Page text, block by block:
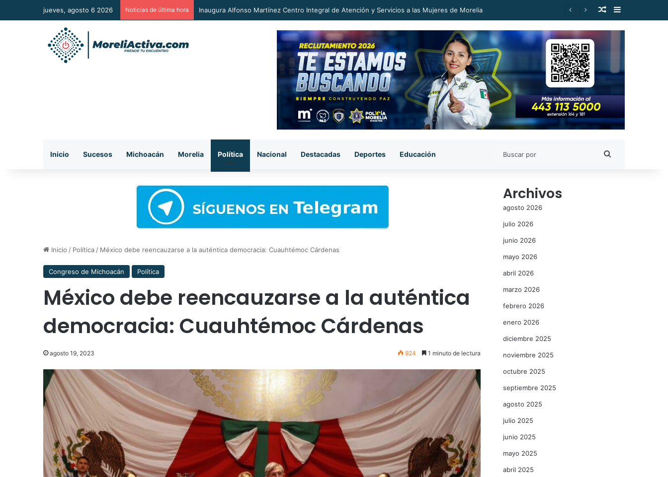
jueves, agosto 6 2026 Noticias de última hora Inaugura Alfonso Martínez Centro Integral de Atención y Servicios a las Mujeres de Morelia Publicación al
Barra lateral
Inicio Sucesos Michoacán Morelia Política Nacional Destacadas Deportes Educación
Inicio / Política / México debe reencauzarse a la auténtica democracia: Cuauhtémoc Cárdenas
Congreso de Michoacán Política
México debe reencauzarse a la auténtica
democracia: Cuauhtémoc Cárdenas
agosto 19, 2023 924 1 minuto de lectura
Archivos
agosto 2026
julio 2026
junio 2026
mayo 2026
abril 2026
marzo 2026
febrero 2026
enero 2026
diciembre 2025
noviembre 2025
octubre 2025
septiembre 2025
agosto 2025
julio 2025
junio 2025
mayo 2025
abril 2025